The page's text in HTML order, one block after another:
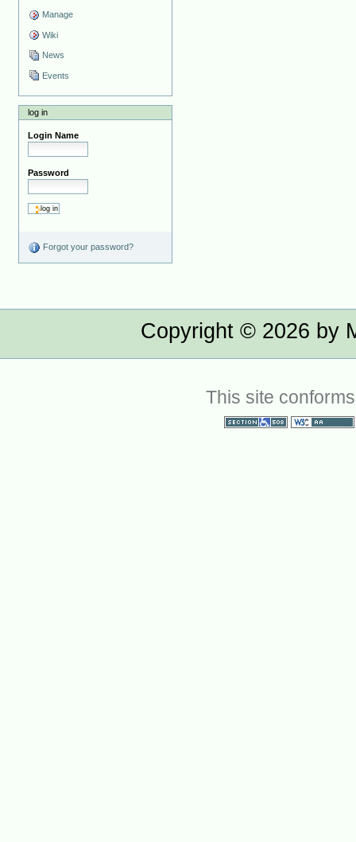
Manage
Wiki
News
Events
log in
Login Name
Password
Forgot your password?
Copyright © 2026 by
This site